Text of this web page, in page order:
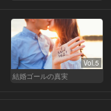
Vol.5
結婚ゴールの真実